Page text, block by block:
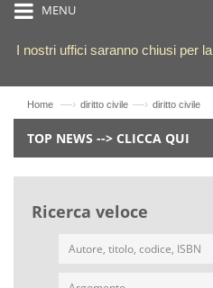
MENU
I nostri uffici saranno chiusi per
Home —› diritto civile —› diritto civile
TOP NEWS --> CLICCA QUI
Ricerca veloce